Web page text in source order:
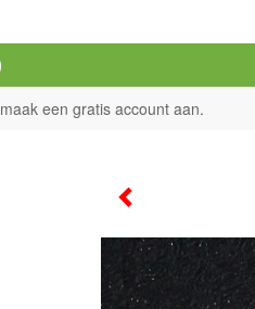
maak een gratis account aan.